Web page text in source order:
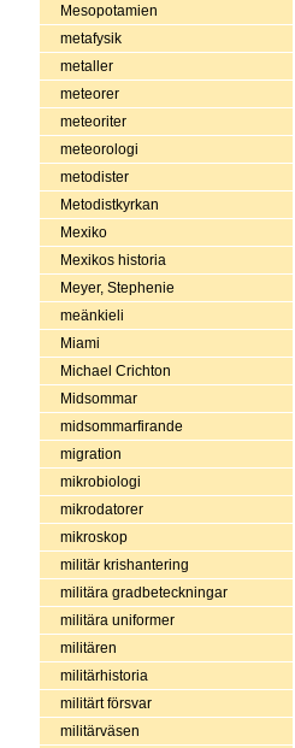
Mesopotamien
metafysik
metaller
meteorer
meteoriter
meteorologi
metodister
Metodistkyrkan
Mexiko
Mexikos historia
Meyer, Stephenie
meänkieli
Miami
Michael Crichton
Midsommar
midsommarfirande
migration
mikrobiologi
mikrodatorer
mikroskop
militär krishantering
militära gradbeteckningar
militära uniformer
militären
militärhistoria
militärt försvar
militärväsen